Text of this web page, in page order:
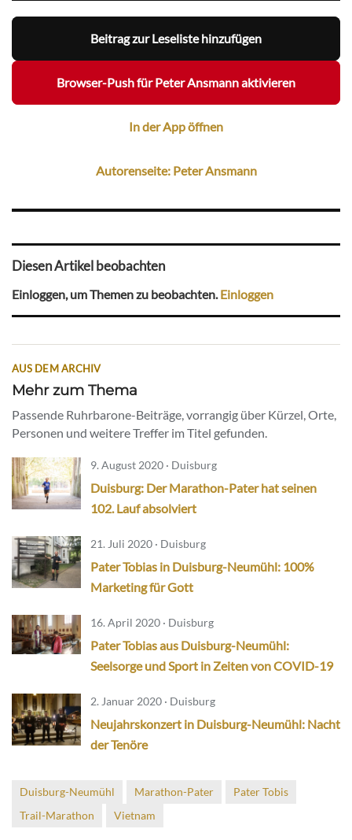
Beitrag zur Leseliste hinzufügen
Browser-Push für Peter Ansmann aktivieren
In der App öffnen
Autorenseite: Peter Ansmann
Diesen Artikel beobachten
Einloggen, um Themen zu beobachten. Einloggen
AUS DEM ARCHIV
Mehr zum Thema
Passende Ruhrbarone-Beiträge, vorrangig über Kürzel, Orte,
Personen und weitere Treffer im Titel gefunden.
9. August 2020 · Duisburg
Duisburg: Der Marathon-Pater hat seinen
102. Lauf absolviert
21. Juli 2020 · Duisburg
Pater Tobias in Duisburg-Neumühl: 100%
Marketing für Gott
16. April 2020 · Duisburg
Pater Tobias aus Duisburg-Neumühl:
Seelsorge und Sport in Zeiten von COVID-19
2. Januar 2020 · Duisburg
Neujahrskonzert in Duisburg-Neumühl: Nacht
der Tenöre
Duisburg-Neumühl Marathon-Pater
Pater Tobis
Trail-Marathon
Vietnam